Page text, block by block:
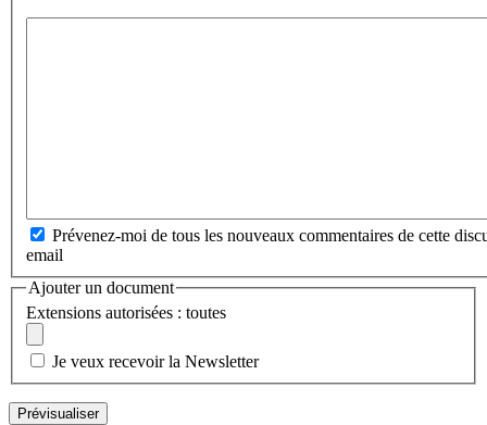
Prévenez-moi de tous les nouveaux commentaires de cette
email
Ajouter un document
Extensions autorisées : toutes
Je veux recevoir la Newsletter